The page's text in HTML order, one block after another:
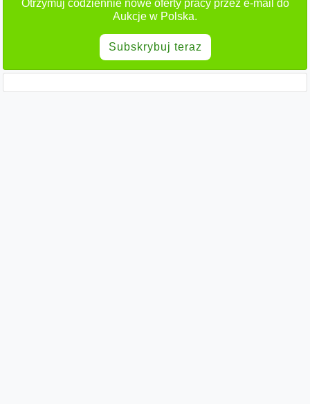
Otrzymuj codziennie nowe oferty pracy przez e-mail do
Aukcje w Polska.
Subskrybuj teraz